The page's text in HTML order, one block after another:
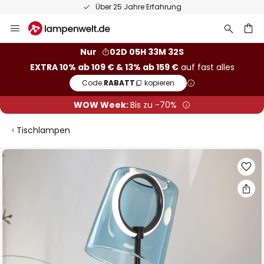
Über 25 Jahre Erfahrung
Inhalt
Nur
02D 05H 33M 32S
EXTRA 10% ab 109 € & 13% ab 159 €auf fast alles
Code:RABATT kopieren
WOW Week:Bis zu -70%
Tischlampen
Zum
springen